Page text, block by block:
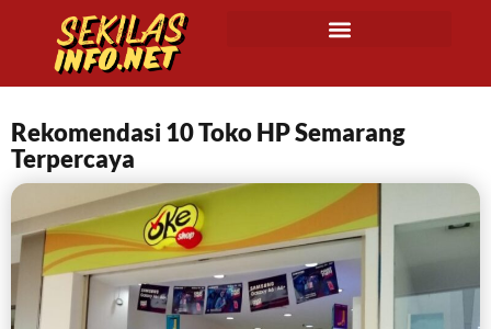
Rekomendasi 10 Toko HP Semarang
Terpercaya